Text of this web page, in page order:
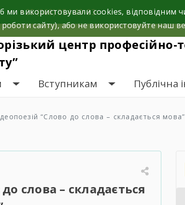
+38 (068) 354-69-83
центр професійно-
Вступникам Публічна
“Слово до слова – складається мова”
слова – складається
використовували cookies, відповідним
сайту), або не використовуйте наш